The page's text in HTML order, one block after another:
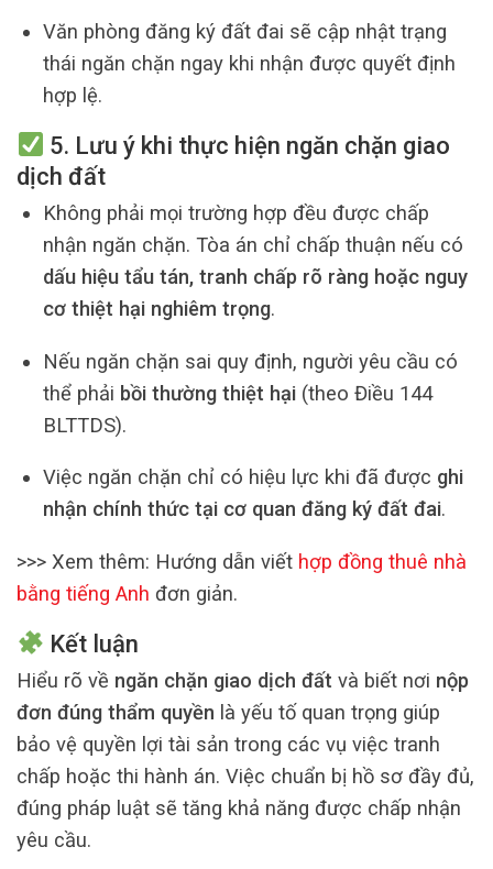
Văn phòng đăng ký đất đai sẽ cập nhật trạng
thái ngăn chặn ngay khi nhận được quyết định
hợp lệ.
5. Lưu ý khi thực hiện ngăn chặn giao
dịch đất
Không phải mọi trường hợp đều được chấp
nhận ngăn chặn. Tòa án chỉ chấp thuận nếu có
dấu hiệu tẩu tán, tranh chấp rõ ràng hoặc nguy
cơ thiệt hại nghiêm trọng.
Nếu ngăn chặn sai quy định, người yêu cầu có
thể phải bồi thường thiệt hại(theo Điều 144
BLTTDS).
Việc ngăn chặn chỉ có hiệu lực khi đã được ghi
nhận chính thức tại cơ quan đăng ký đất đai.
>>> Xem thêm: Hướng dẫn viết hợp đồng thuê nhà
bằng tiếng Anh đơn giản.
Kết luận
Hiểu rõ về ngăn chặn giao dịch đất và biết nơi nộp
đơn đúng thẩm quyền là yếu tố quan trọng giúp
bảo vệ quyền lợi tài sản trong các vụ việc tranh
chấp hoặc thi hành án. Việc chuẩn bị hồ sơ đầy đủ,
đúng pháp luật sẽ tăng khả năng được chấp nhận
yêu cầu.